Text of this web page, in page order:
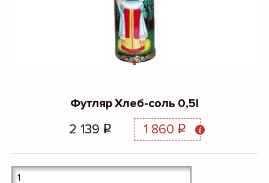
Футляр Хлеб-соль 0,5l
2 139 q 1 860 q